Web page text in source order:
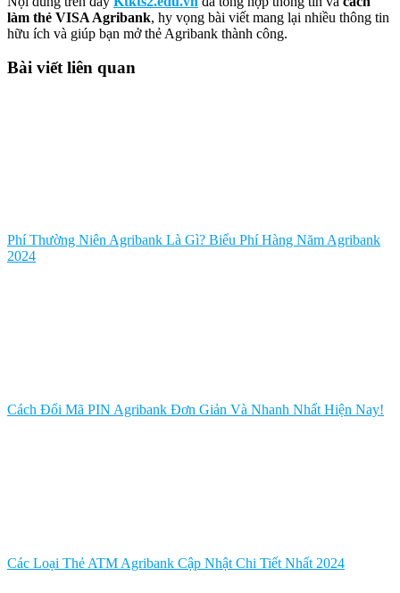
làm thẻ VISA Agribank, hy vọng bài viết mang lại nhiều thông tin
hữu ích và giúp bạn mở thẻ Agribank thành công.
Bài viết liên quan
Phí Thường Niên Agribank Là Gì? Biểu Phí Hàng Năm Agribank
2024
Cách Đổi Mã PIN Agribank Đơn Giản Và Nhanh Nhất Hiện Nay!
Các Loại Thẻ ATM Agribank Cập Nhật Chi Tiết Nhất 2024